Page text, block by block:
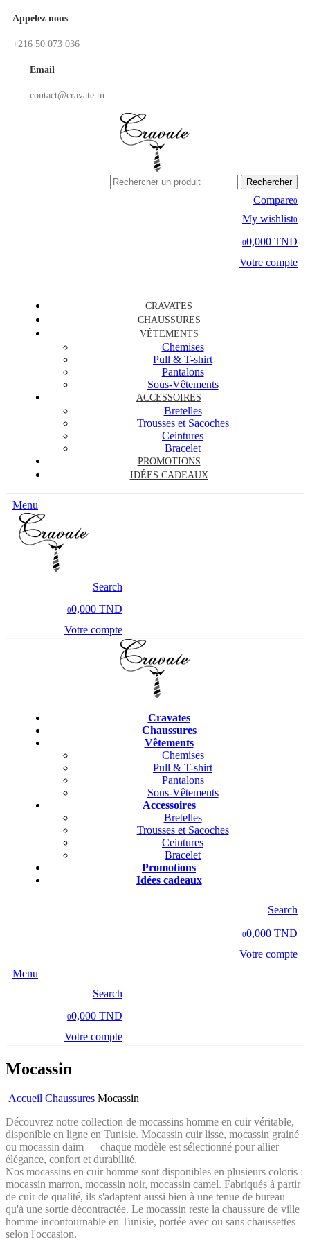
Appelez nous
+216 50 073 036
Email
contact@cravate.tn
Rechercher
Compare0
My wishlist0
00,000 TND
Votre compte
CRAVATES
CHAUSSURES
VÊTEMENTS
Chemises
Pull & T-shirt
Pantalons
Sous-Vêtements
ACCESSOIRES
Bretelles
Trousses et Sacoches
Ceintures
Bracelet
PROMOTIONS
IDÉES CADEAUX
Menu
Search
00,000 TND
Votre compte
Cravates
Chaussures
Vêtements
Chemises
Pull & T-shirt
Pantalons
Sous-Vêtements
Accessoires
Bretelles
Trousses et Sacoches
Ceintures
Bracelet
Promotions
Idées cadeaux
Search
00,000 TND
Votre compte
Menu
Search
00,000 TND
Votre compte
Mocassin
Accueil Chaussures Mocassin
Découvrez notre collection de mocassins homme en cuir véritable,
disponible en ligne en Tunisie. Mocassin cuir lisse, mocassin grainé
ou mocassin daim — chaque modèle est sélectionné pour allier
élégance, confort et durabilité.
Nos mocassins en cuir homme sont disponibles en plusieurs coloris :
mocassin marron, mocassin noir, mocassin camel. Fabriqués à partir
de cuir de qualité, ils s'adaptent aussi bien à une tenue de bureau
qu'à une sortie décontractée. Le mocassin reste la chaussure de ville
homme incontournable en Tunisie, portée avec ou sans chaussettes
selon l'occasion.